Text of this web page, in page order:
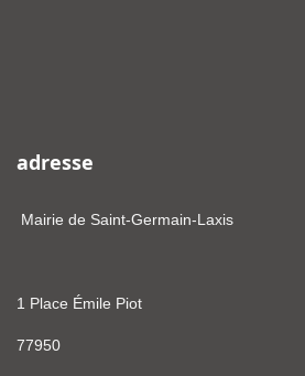
adresse
Mairie de Saint-Germain-Laxis
1 Place Émile Piot
77950